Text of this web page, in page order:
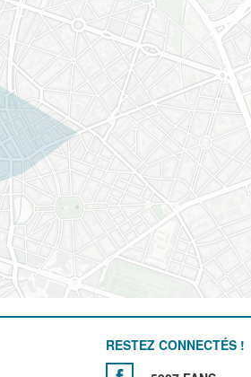
RESTEZ CONNECTÉS !